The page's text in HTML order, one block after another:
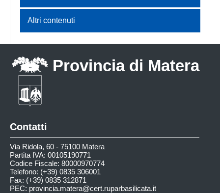
Altri contenuti
Provincia di Matera
Contatti
Via Ridola, 60 - 75100 Matera
Partita IVA: 00105190771
Codice Fiscale: 80000970774
Telefono: (+39) 0835 306001
Fax: (+39) 0835 312871
PEC: provincia.matera@cert.ruparbasilicata.it